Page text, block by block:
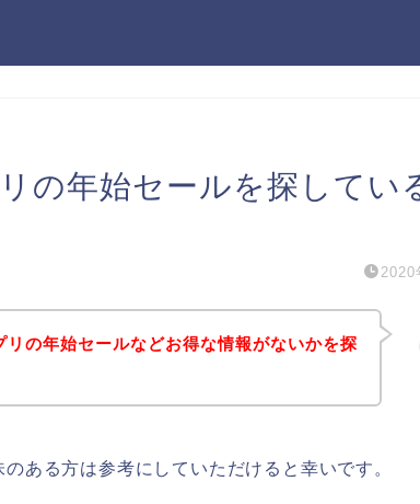
の年始セールを探してい
2020
リの年始セールなどお得な情報がないかを探
ある方は参考にしていただけると幸いです。